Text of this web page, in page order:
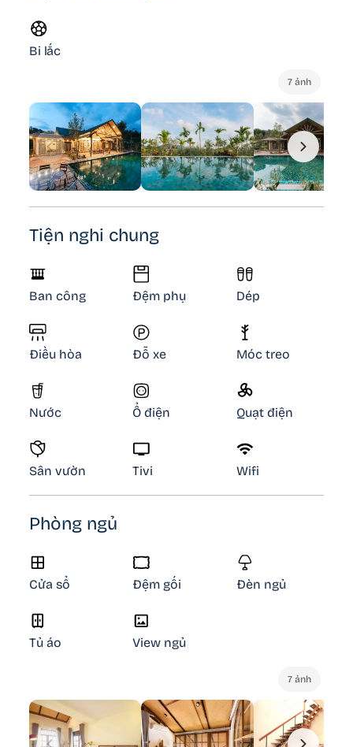
Bi lắc
7 ảnh
Tiện nghi chung
Ban công Đệm phụ Dép
Điều hòa Đỗ xe Móc treo
Nước Ổ điện Quạt điện
Sân vườn Tivi Wifi
Phòng ngủ
Cửa sổ Đệm gối Đèn ngủ
Tủ áo View ngủ
7 ảnh